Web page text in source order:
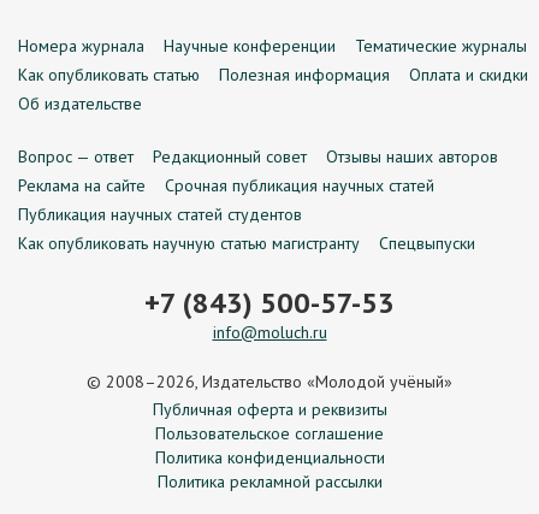
Номера журнала Научные конференции
Тематические журналы
Как опубликовать статью
Полезная информация
Оплата и скидки
Об издательстве
Вопрос — ответ Редакционный совет
Отзывы наших авторов
Реклама на сайте
Срочная публикация научных статей
Публикация научных статей студентов
Как опубликовать научную статью магистранту
Спецвыпуски
+7 (843) 500-57-53
info@moluch.ru
© 2008–2026, Издательство «Молодой учёный»
Публичная оферта и реквизиты
Пользовательское соглашение
Политика конфиденциальности
Политика рекламной рассылки